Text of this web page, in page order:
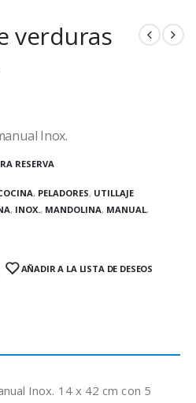
verduras
Inox.
RESERVA
, PELADORES, UTILLAJE
, INOX., MANDOLINA, MANUAL,
AÑADIR A LA LISTA DE DESEOS
Inox. 14 x 42 cm con 5